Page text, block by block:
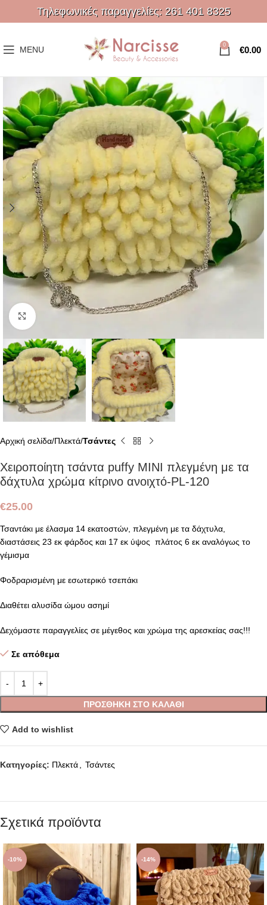
Τηλεφωνικές παραγγελίες: 261 401 8325
MENU 0 €0.00
Click to enlarge
Αρχική σελίδα Πλεκτά Τσάντες
Χειροποίητη τσάντα puffy MINI πλεγμένη με τα
δάχτυλα χρώμα κίτρινο ανοιχτό-PL-120
€25.00
Τσαντάκι με έλασμα 14 εκατοστών, πλεγμένη με τα δάχτυλα,
διαστάσεις 23 εκ φάρδος και 17 εκ ύψος πλάτος 6 εκ αναλόγως το
γέμισμα
Φοδραρισμένη με εσωτερικό τσεπάκι
Διαθέτει αλυσίδα ώμου ασημί
Δεχόμαστε παραγγελίες σε μέγεθος και χρώμα της αρεσκείας σας!!!
Σε απόθεμα
ΠΡΟΣΘΉΚΗ ΣΤΟ ΚΑΛΆΘΙ
Add to wishlist
Κατηγορίες: Πλεκτά, Τσάντες
Σχετικά προϊόντα
-10% -14%